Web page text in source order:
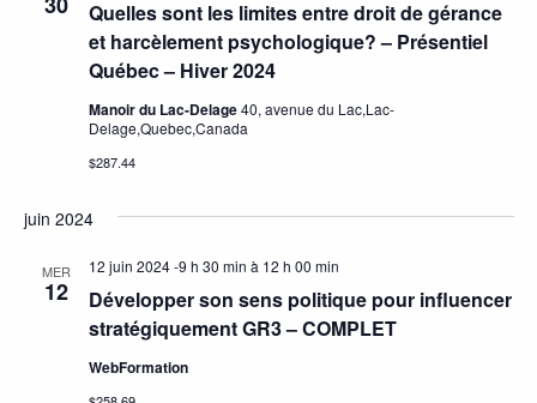
Quelles sont les limites entre droit de gérance
et harcèlement psychologique? – Présentiel
Québec – Hiver 2024
Manoir du Lac-Delage40, avenue du Lac,Lac-
Delage,Quebec,Canada
$287.44
juin 2024
MER
12
Développer son sens politique pour influencer
stratégiquement GR3 – COMPLET
12 juin 2024 -9 h 30 min à 12 h 00 min
WebFormation